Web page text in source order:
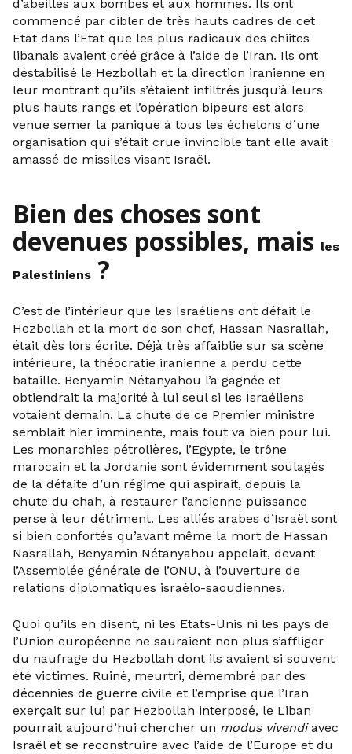
d’abeilles aux bombes et aux hommes. Ils ont
commencé par cibler de très hauts cadres de cet
Etat dans l’Etat que les plus radicaux des chiites
libanais avaient créé grâce à l’aide de l’Iran. Ils ont
déstabilisé le Hezbollah et la direction iranienne en
leur montrant qu’ils s’étaient infiltrés jusqu’à leurs
plus hauts rangs et l’opération bipeurs est alors
venue semer la panique à tous les échelons d’une
organisation qui s’était crue invincible tant elle avait
amassé de missiles visant Israël.
Bien des choses sont
devenues possibles, mais les
Palestiniens ?
C’est de l’intérieur que les Israéliens ont défait le
Hezbollah et la mort de son chef, Hassan Nasrallah,
était dès lors écrite. Déjà très affaiblie sur sa scène
intérieure, la théocratie iranienne a perdu cette
bataille. Benyamin Nétanyahou l’a gagnée et
obtiendrait la majorité à lui seul si les Israéliens
votaient demain. La chute de ce Premier ministre
semblait hier imminente, mais tout va bien pour lui.
Les monarchies pétrolières, l’Egypte, le trône
marocain et la Jordanie sont évidemment soulagés
de la défaite d’un régime qui aspirait, depuis la
chute du chah, à restaurer l’ancienne puissance
perse à leur détriment. Les alliés arabes d’Israël sont
si bien confortés qu’avant même la mort de Hassan
Nasrallah, Benyamin Nétanyahou appelait, devant
l’Assemblée générale de l’ONU, à l’ouverture de
relations diplomatiques israélo-saoudiennes.
Quoi qu’ils en disent, ni les Etats-Unis ni les pays de
l’Union européenne ne sauraient non plus s’affliger
du naufrage du Hezbollah dont ils avaient si souvent
été victimes. Ruiné, meurtri, démembré par des
décennies de guerre civile et l’emprise que l’Iran
exerçait sur lui par Hezbollah interposé, le Liban
pourrait aujourd’hui chercher un modus vivendiavec
Israël et se reconstruire avec l’aide de l’Europe et du